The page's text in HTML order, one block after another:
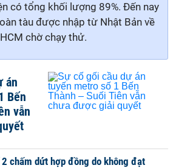
có tổng khối lượng 89%. Đến nay
tàu được nhập từ Nhật Bản về
chờ chạy thử.
án
Bến
vẫn
chấm dứt hợp đồng do không đạt